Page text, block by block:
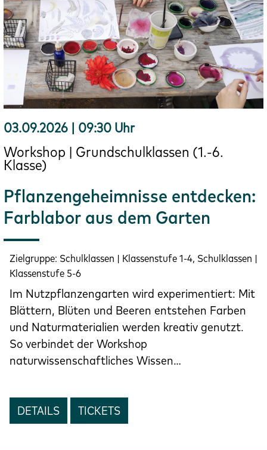
03.09.2026 | 09:30 Uhr
Workshop | Grundschulklassen (1.-6.
Klasse)
Pflanzengeheimnisse entdecken:
Farblabor aus dem Garten
Zielgruppe: Schulklassen | Klassenstufe 1-4, Schulklassen |
Klassenstufe 5-6
Im Nutzpflanzengarten wird experimentiert: Mit
Blättern, Blüten und Beeren entstehen Farben
und Naturmaterialien werden kreativ genutzt.
So verbindet der Workshop
naturwissenschaftliches Wissen…
DETAILS TICKETS